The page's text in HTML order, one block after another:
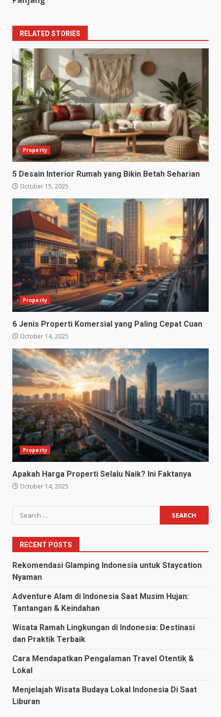
RELATED STORIES
Property
5 Desain Interior Rumah yang Bikin Betah Seharian
October 15, 2025
Property
6 Jenis Properti Komersial yang Paling Cepat Cuan
October 14, 2025
Property
Apakah Harga Properti Selalu Naik? Ini Faktanya
October 14, 2025
Search
for:
RECENT POSTS
Rekomendasi Glamping Indonesia untuk Staycation
Nyaman
Adventure Alam di Indonesia Saat Musim Hujan:
Tantangan & Keindahan
Wisata Ramah Lingkungan di Indonesia: Destinasi
dan Praktik Terbaik
Cara Mendapatkan Pengalaman Travel Otentik &
Lokal
Menjelajah Wisata Budaya Lokal Indonesia Di Saat
Liburan